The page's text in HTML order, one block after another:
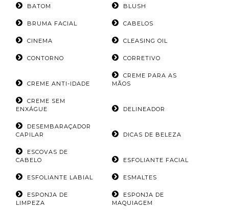
BATOM BLUSH
BRUMA FACIAL CABELOS
CINEMA CLEASING OIL
CONTORNO CORRETIVO
CREME ANTI-IDADE
CREME PARA AS
MÃOS
CREME SEM
ENXÁGUE
DELINEADOR
DESEMBARAÇADOR
CAPILAR
DICAS DE BELEZA
ESCOVAS DE
CABELO
ESFOLIANTE FACIAL
ESFOLIANTE LABIAL ESMALTES
ESPONJA DE
LIMPEZA
ESPONJA DE
MAQUIAGEM